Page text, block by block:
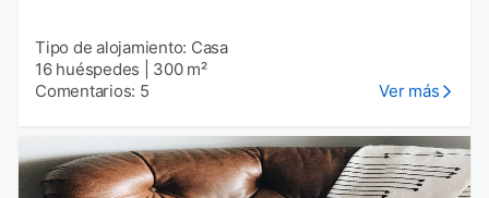
Tipo de alojamiento: Casa
16 huéspedes
300 m²
Comentarios: 5
Ver más